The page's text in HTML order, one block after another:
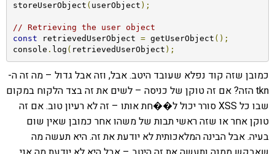
storeUserObject ( userObject );
// Retrieving the user object
const retrievedUserObject = getUserObject ();
console . log ( retrievedUserObject );
כמובן שזה קוד נפלא שעובד היטב. אבל, וזה אבל גדול – מה זה ה-
tkn הזה? אם זה טוקן של כניסה – לשים את זה בצד הלקוח במקום
שבו כל XSS סורר יכול ל��חת אותו – זה לא רעיון טוב. אם זה
טוקן אחר או שזה ראשי תבות של משהו אחר כמובן שאין שום
בעיה. אבל הבינה המלאכותית לא יודעת את זה. היא תעשה מה